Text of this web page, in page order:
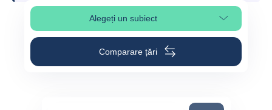
Alegeți un subiectSelect page section
Comparare țări